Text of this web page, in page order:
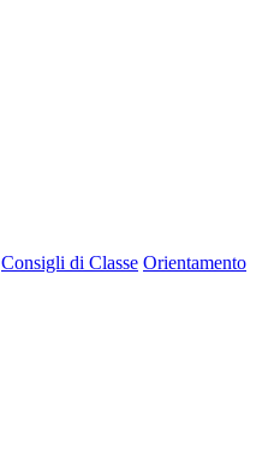
Consigli di Classe Orientamento